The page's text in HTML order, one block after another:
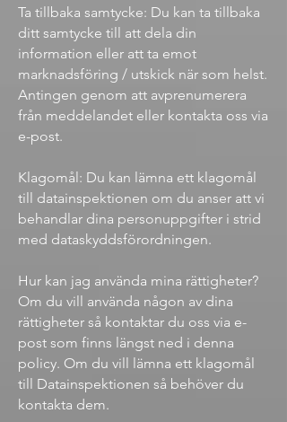
Ta tillbaka samtycke: Du kan ta tillbaka
ditt samtycke till att dela din
information eller att ta emot
marknadsföring / utskick när som helst.
Antingen genom att avprenumerera
från meddelandet eller kontakta oss via
e-post.
Klagomål: Du kan lämna ett klagomål
till datainspektionen om du anser att vi
behandlar dina personuppgifter i strid
med dataskyddsförordningen.
Hur kan jag använda mina rättigheter?
Om du vill använda någon av dina
rättigheter så kontaktar du oss via e-
post som finns längst ned i denna
policy. Om du vill lämna ett klagomål
till Datainspektionen så behöver du
kontakta dem.